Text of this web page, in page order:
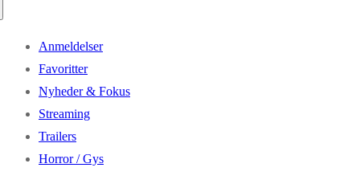
Anmeldelser
Favoritter
Nyheder & Fokus
Streaming
Trailers
Horror / Gys